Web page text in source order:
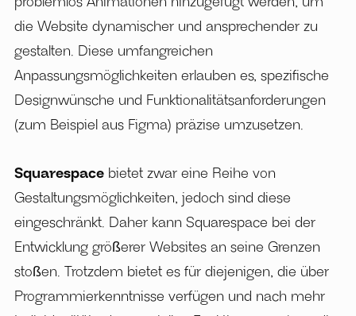
die Website dynamischer und ansprechender zu
gestalten. Diese umfangreichen
Anpassungsmöglichkeiten erlauben es, spezifische
Designwünsche und Funktionalitätsanforderungen
(zum Beispiel aus Figma) präzise umzusetzen.
Squarespace bietet zwar eine Reihe von
Gestaltungsmöglichkeiten, jedoch sind diese
eingeschränkt. Daher kann Squarespace bei der
Entwicklung größerer Websites an seine Grenzen
stoßen. Trotzdem bietet es für diejenigen, die über
Programmierkenntnisse verfügen und nach mehr